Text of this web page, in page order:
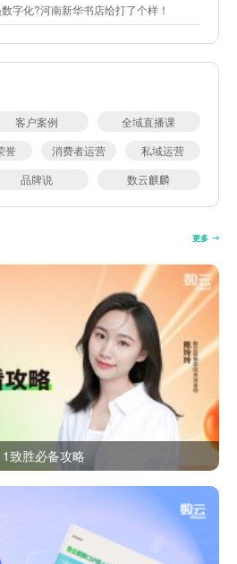
字化?河南新华书店给打了个样！
客户案例
全域直播课
誉 消费者运营
私域运营
品牌说 数云麒麟
更多
致胜必备攻略